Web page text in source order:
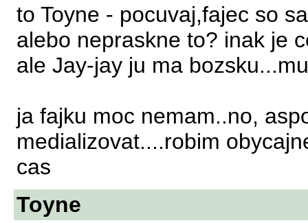
to Toyne - pocuvaj,fajec so
alebo nepraskne to? inak je
ale Jay-jay ju ma
ja fajku moc nemam..no,
medializovat....robim
cas
Toyne